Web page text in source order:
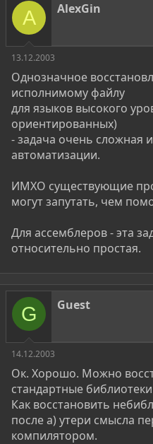
A AlexGin
13.12.2003
Однозначное
исполнимому файлу
для языков высокого
ориентированных)
- задача очень сложная
автоматизации.
ИМХО существующие
могут запутать, чем
Для ассемблеров - эта
относительно простая.
G Guest
14.12.2003
Ок. Хорошо. Можно
стандартные
Как восстановить
после а) утери смысла
компилятором.